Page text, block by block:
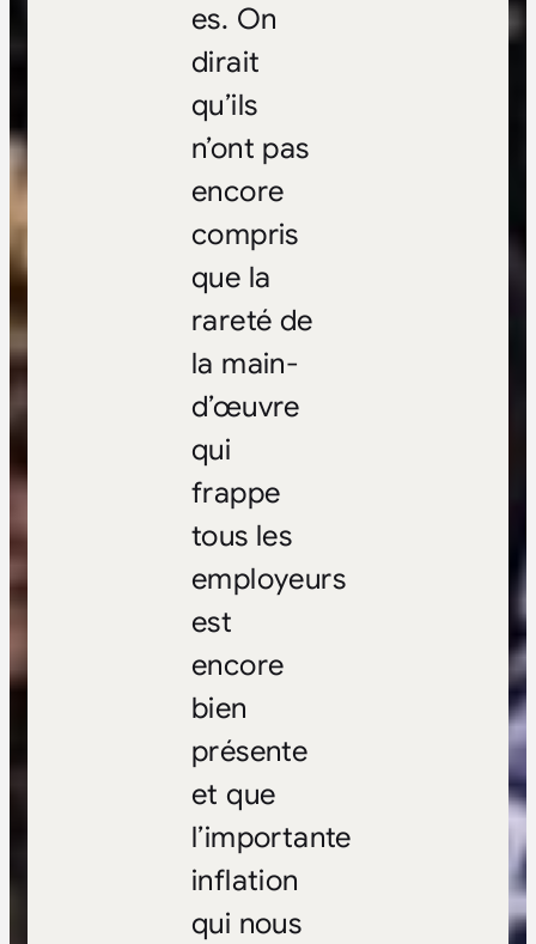
es. On
dirait
qu’ils
n’ont pas
encore
compris
que la
rareté de
la main-
d’œuvre
qui
frappe
tous les
employeurs
est
encore
bien
présente
et que
l’importante
inflation
qui nous